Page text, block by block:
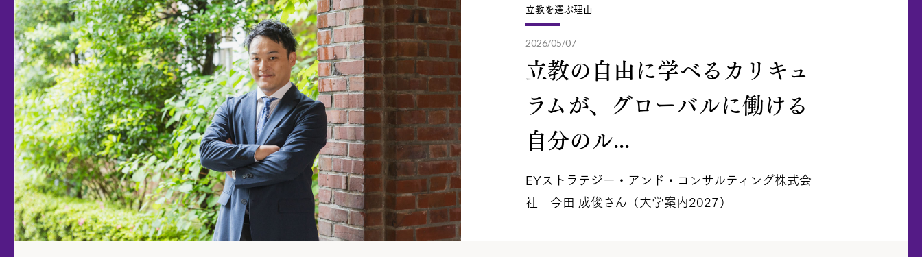
立教を選ぶ理由
2026/05/07
立教の自由に学べるカリキュ
ラムが、グローバルに働ける
自分のル...
EYストラテジー・アンド・コンサルティング株式会
社 今田 成俊さん（大学案内2027）